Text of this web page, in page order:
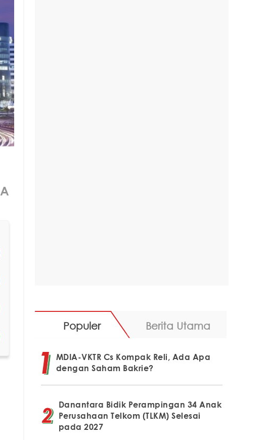
A
Populer Berita Utama
MDIA-VKTR Cs Kompak Reli, Ada Apa
dengan Saham Bakrie?
Danantara Bidik Perampingan 34 Anak
Perusahaan Telkom (TLKM) Selesai
pada 2027